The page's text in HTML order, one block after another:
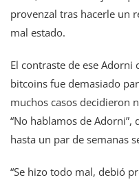
provenzal tras hacerle un
mal estado.
El contraste de ese
bitcoins fue demasiado
muchos casos decidieron
“No hablamos de
hasta un par de semanas
“Se hizo todo mal, debió